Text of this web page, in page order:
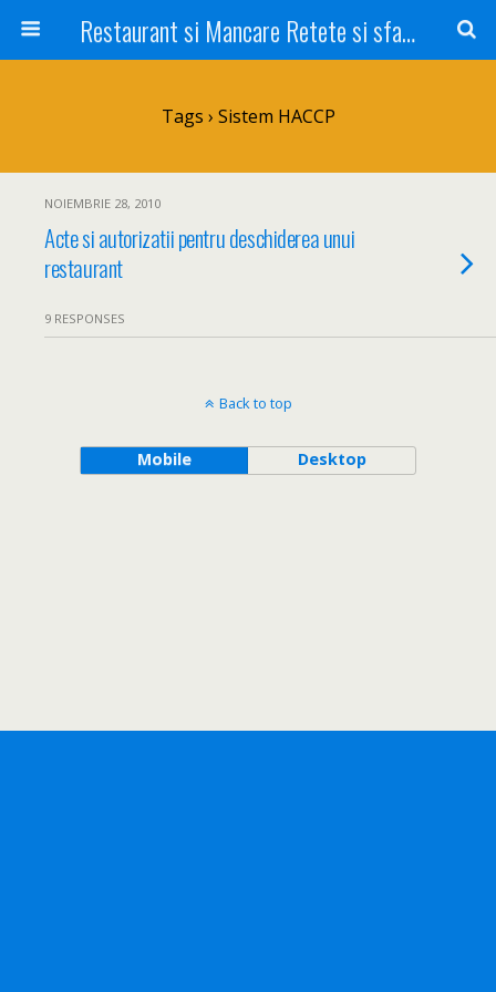
Restaurant si Mancare Retete si sfaturi Picant bun si rapid
Tags › Sistem HACCP
NOIEMBRIE 28, 2010
Acte si autorizatii pentru deschiderea unui
restaurant
9 RESPONSES
Back to top
Mobile Desktop